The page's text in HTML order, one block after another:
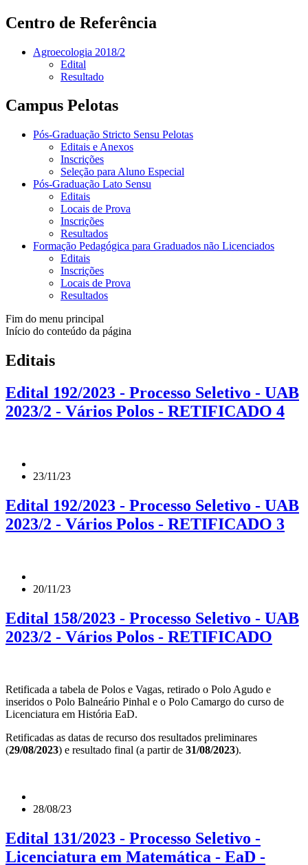
Centro de Referência
Agroecologia 2018/2
Edital
Resultado
Campus Pelotas
Pós-Graduação Stricto Sensu Pelotas
Editais e Anexos
Inscrições
Seleção para Aluno Especial
Pós-Graduação Lato Sensu
Editais
Locais de Prova
Inscrições
Resultados
Formação Pedagógica para Graduados não Licenciados
Editais
Inscrições
Locais de Prova
Resultados
Fim do menu principal
Início do conteúdo da página
Editais
Edital 192/2023 - Processo Seletivo - UAB
2023/2 - Vários Polos - RETIFICADO 4
23/11/23
Edital 192/2023 - Processo Seletivo - UAB
2023/2 - Vários Polos - RETIFICADO 3
20/11/23
Edital 158/2023 - Processo Seletivo - UAB
2023/2 - Vários Polos - RETIFICADO
Retificada a tabela de Polos e Vagas, retirado o Polo Agudo e
inseridos o Polo Balneário Pinhal e o Polo Camargo do curso de
Licenciatura em História EaD.
Retificadas as datas de recurso dos resultados preliminares
(29/08/2023) e resultado final (a partir de 31/08/2023).
28/08/23
Edital 131/2023 - Processo Seletivo -
Licenciatura em Matemática - EaD -